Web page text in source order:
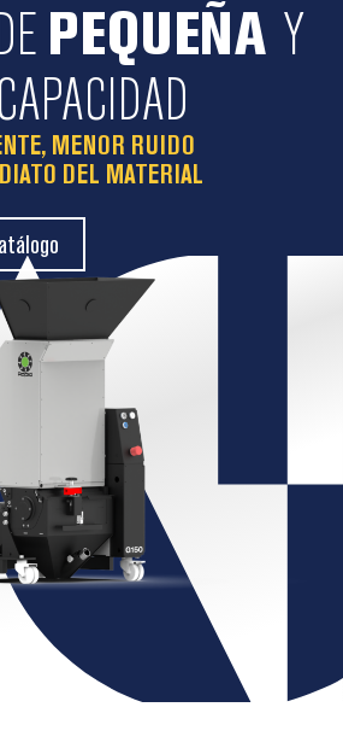
PEQUEÑA Y
MENOR RUIDO
DEL MATERIAL